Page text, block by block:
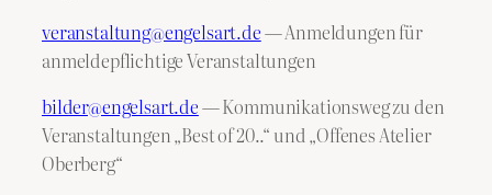
veranstaltung@engelsart.de— Anmeldungen für
anmeldepflichtige Veranstaltungen
bilder@engelsart.de— Kommunikationsweg zu den
Veranstaltungen „Best of 20..“ und „Offenes Atelier
Oberberg“